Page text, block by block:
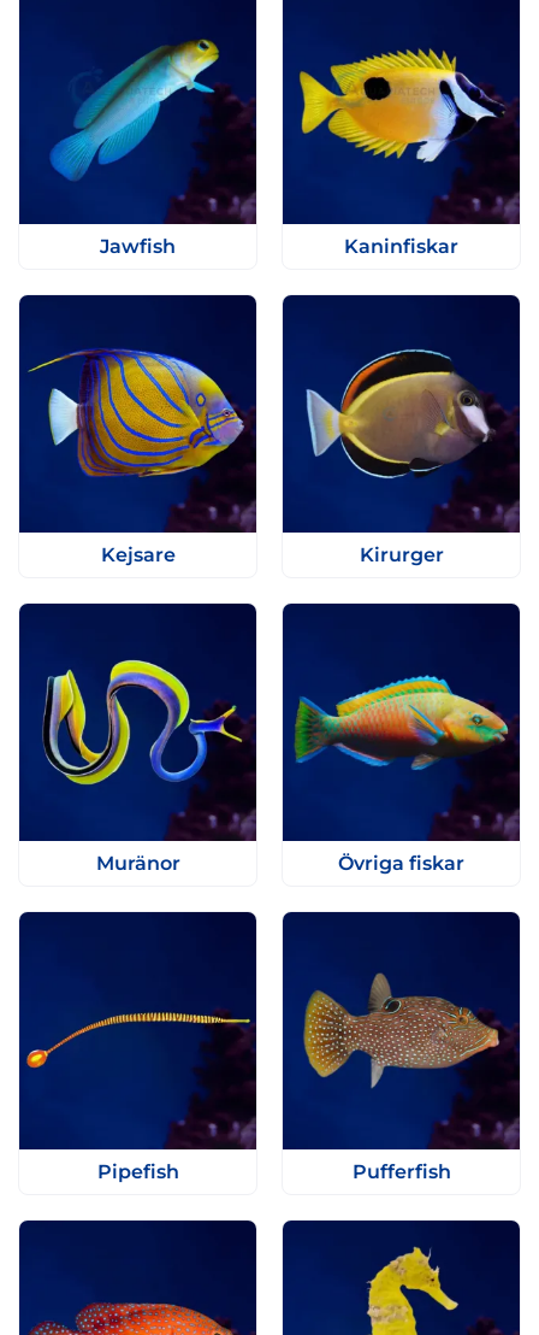
Jawfish Kaninfiskar
Kejsare Kirurger
Muränor Övriga fiskar
Pipefish Pufferfish